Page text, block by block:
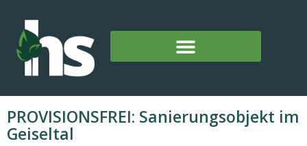
PROVISIONSFREI: Sanierungsobjekt im
Geiseltal